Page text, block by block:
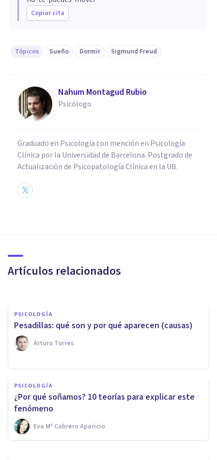
Copiar cita
Tópicos Sueño Dormir Sigmund Freud
Nahum Montagud Rubio
Psicólogo
Graduado en Psicología con mención en Psicología
Clínica por la Universidad de Barcelona. Postgrado de
Actualización de Psicopatología Clínica en la UB.
Artículos relacionados
según la psicología junguiana
PSICOLOGÍA
Pesadillas: qué son y por qué aparecen (causas)
Arturo Torres
PSICOLOGÍA
¿Por qué soñamos? 10 teorías para explicar este
fenómeno
Eva Mª Cabrero Aparicio
​¿Qué significa soñar cada
noche con la misma persona?
Adrián Triglia